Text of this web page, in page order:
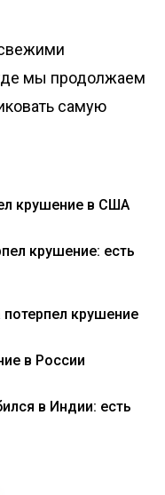
мы продолжаем
самую
крушение в США
крушение: есть
крушение
в России
в Индии: есть